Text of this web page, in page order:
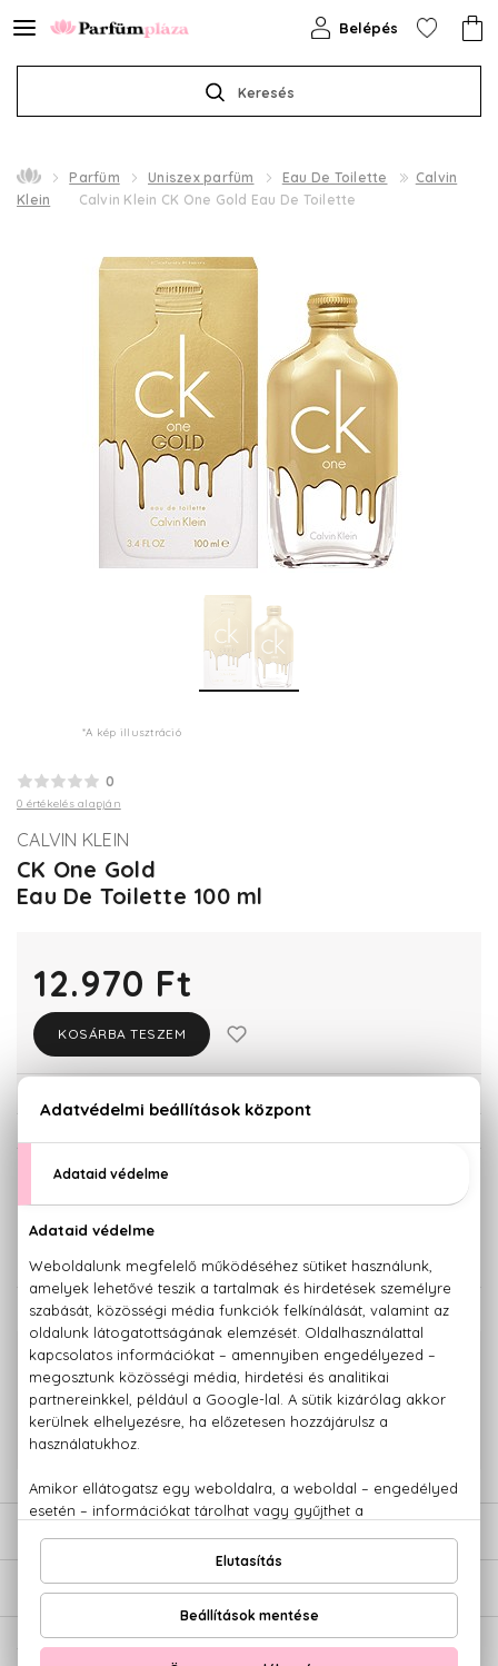
Keresés
Belépés
Parfüm Uniszex parfüm Eau De Toilette
Calvin
Klein
Calvin Klein CK One Gold Eau De Toilette
*A kép illusztráció
0
0 értékelés alapján
CALVIN KLEIN
CK One Gold
Eau De Toilette 100 ml
12.970 Ft
KOSÁRBA TESZEM
KISZERELÉS KIVÁLASZTÁSA
KAPCSOLÓDÓ TERMÉKEK
100% eredeti termékek,14 napos visszaküldési garanciával
Kérdésed van, elakadtál? Hívd ügyfélszolgálatunkat: +36 20
779 1926
ÉRTÉKELÉSEK (0)
SZÁLLÍTÁS